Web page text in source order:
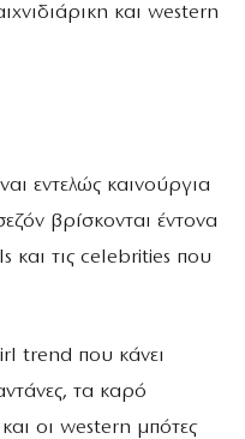
και western
εντελώς καινούργια
βρίσκονται έντονα
και τις celebrities που
trend που κάνει
τα καρό
οι western μπότες